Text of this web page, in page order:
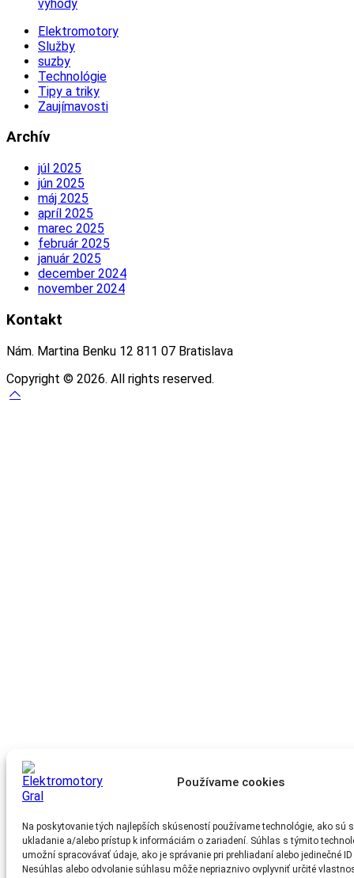
Používame cookies
Na poskytovanie tých najlepších skúseností používame technológie, ako sú
ukladanie a/alebo prístup k informáciám o zariadení. Súhlas s týmito
umožní spracovávať údaje, ako je správanie pri prehliadaní alebo jedinečné
Nesúhlas alebo odvolanie súhlasu môže nepriaznivo ovplyvniť určité
výhody
Elektromotory
Služby
suzby
Technológie
Tipy a triky
Zaujímavosti
Archív
júl 2025
jún 2025
máj 2025
apríl 2025
marec 2025
február 2025
január 2025
december 2024
november 2024
Kontakt
Nám. Martina Benku 12 811 07 Bratislava
Copyright © 2026. All rights reserved.